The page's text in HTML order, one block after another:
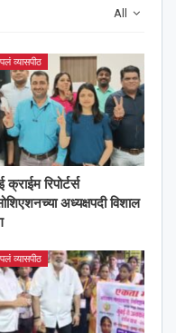
All
व्यासपीठ
क्राईम रिपोर्टर्स
अध्यक्षपदी विशाल
व्यासपीठ